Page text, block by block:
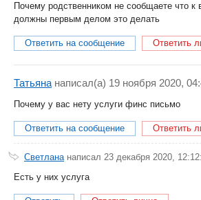
Почему родственником не сообщаете что к
должны первым делом это делать
Ответить на сообщение Ответить
Татьяна написал(a) 19 ноября 2020,
Почему у вас нету услуги финс письмо
Ответить на сообщение Ответить
Светлана написал 23 декабря 2020, 12:12:
Есть у них услуга